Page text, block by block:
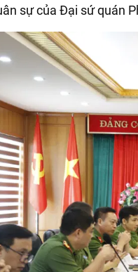
sự của Đại sứ quán